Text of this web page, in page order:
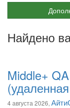
Найдено
Middle+
4 августа 2026,